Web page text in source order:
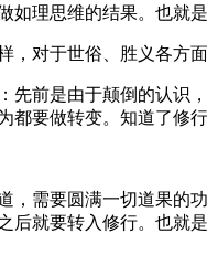
理思维的结果。也就
于世俗、胜义各方面
前是由于颠倒的认识
要做转变。知道了修
需要圆满一切道果的
后就要转入修行。也